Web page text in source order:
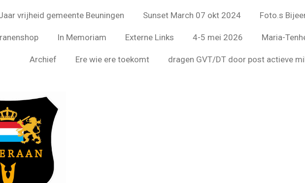
vrijheid gemeente Beuningen Sunset March 07 okt 2024 Foto.s
In Memoriam Externe Links 4-5 mei 2026 Maria-
Archief Ere wie ere toekomt dragen GVT/DT door post actieve